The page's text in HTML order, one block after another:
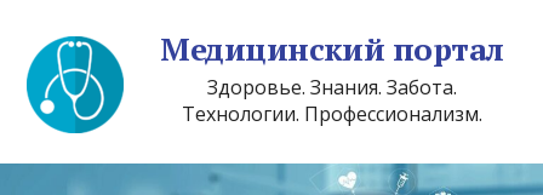
Медицинский портал
Здоровье. Знания. Забота.
Технологии. Профессионализм.